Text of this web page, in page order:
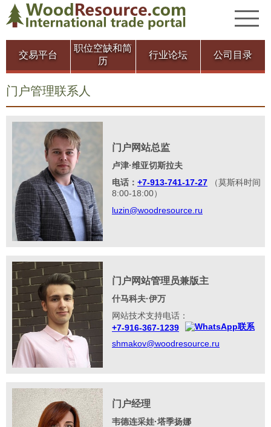
交易平台
职位空缺和简
历
行业论坛 公司目录
门户管理联系人
门户网站总监
卢津·维亚切斯拉夫
电话： +7-913-741-17-27
（莫斯科时间
8:00-18:00）
luzin@woodresource.ru
门户网站管理员兼版主
什马科夫·伊万
网站技术支持电话：
+7-916-367-1239
shmakov@woodresource.ru
门户经理
韦德连采娃·塔季扬娜